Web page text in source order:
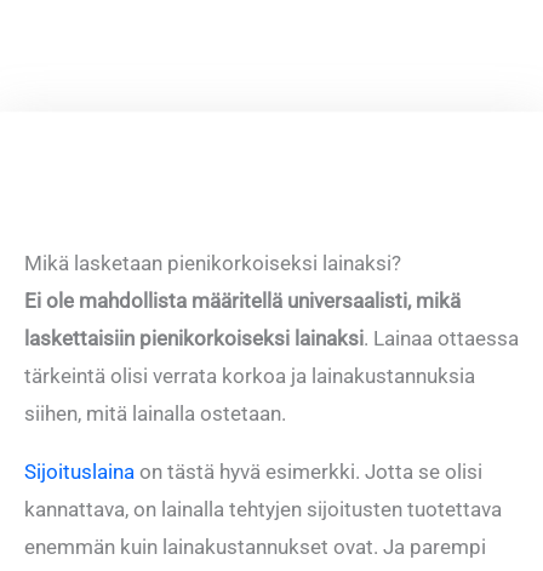
Mikä lasketaan pienikorkoiseksi lainaksi?
Ei ole mahdollista määritellä universaalisti, mikä
laskettaisiin pienikorkoiseksi lainaksi. Lainaa ottaessa
tärkeintä olisi verrata korkoa ja lainakustannuksia
siihen, mitä lainalla ostetaan.
Sijoituslaina on tästä hyvä esimerkki. Jotta se olisi
kannattava, on lainalla tehtyjen sijoitusten tuotettava
enemmän kuin lainakustannukset ovat. Ja parempi